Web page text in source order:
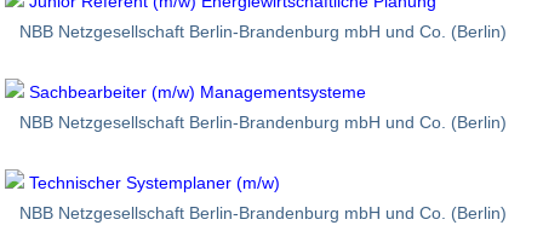
NBB Netzgesellschaft Berlin-Brandenburg mbH und Co. (Berlin)
Sachbearbeiter (m/w) Managementsysteme
NBB Netzgesellschaft Berlin-Brandenburg mbH und Co. (Berlin)
Technischer Systemplaner (m/w)
NBB Netzgesellschaft Berlin-Brandenburg mbH und Co. (Berlin)